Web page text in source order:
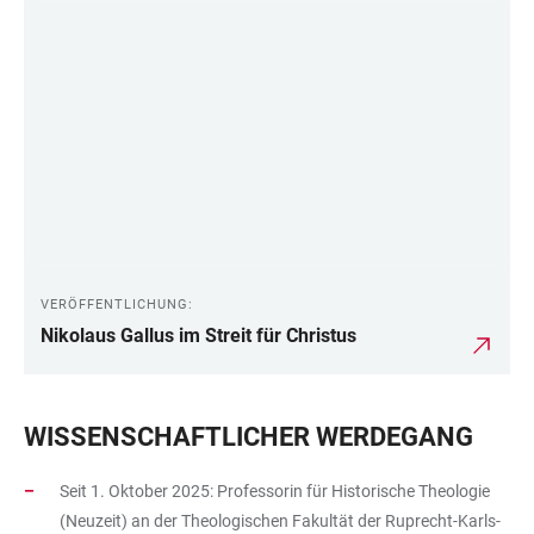
VERÖFFENTLICHUNG:
Nikolaus Gallus im Streit für Christus
WISSENSCHAFTLICHER WERDEGANG
Seit 1. Oktober 2025: Professorin für Historische Theologie
(Neuzeit) an der Theologischen Fakultät der Ruprecht-Karls-